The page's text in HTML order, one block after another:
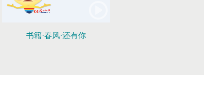
书籍·春风·还有你